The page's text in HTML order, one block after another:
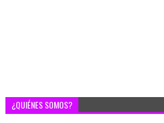
¿QUIÉNES SOMOS?